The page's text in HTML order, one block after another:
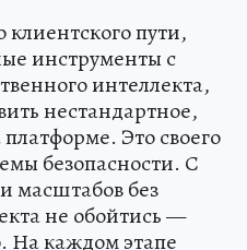
пути,
инструменты с
интеллекта,
нестандартное,
Это своего
безопасности. С
масштабов без
не обойтись —
На каждом этапе